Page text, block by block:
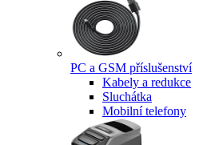
PC a GSM příslušenství
Kabely a redukce
Sluchátka
Mobilní telefony